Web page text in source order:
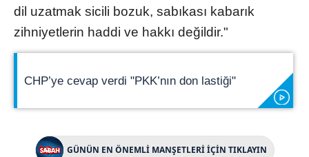
dil uzatmak sicili bozuk, sabıkası kabarık
zihniyetlerin haddi ve hakkı değildir."
CHP’ye cevap verdi "PKK’nın don lastiği"
GÜNÜN EN ÖNEMLİ MANŞETLERİ İÇİN TIKLAYIN